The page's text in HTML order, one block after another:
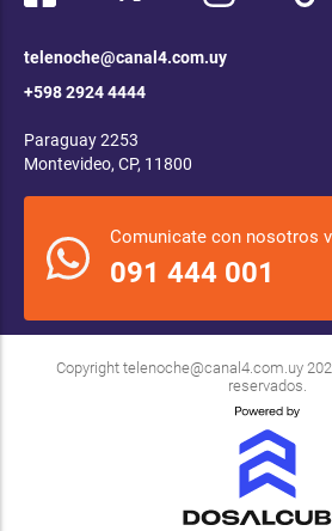
telenoche@canal4.com.uy
+598 2924 4444
Paraguay 2253
Montevideo, CP, 11800
Comunicate con nosotros
091 444 001
Copyright telenoche@canal4.com.uy
reservados.